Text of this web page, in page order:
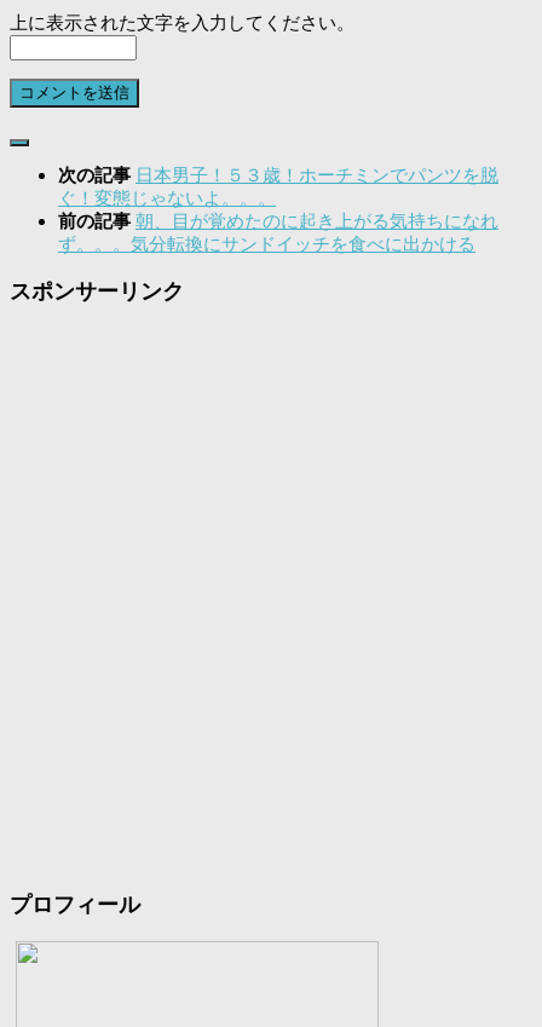
上に表示された文字を入力してください。
次の記事 日本男子！５３歳！ホーチミンでパンツを脱
ぐ！変態じゃないよ。。。
前の記事 朝、目が覚めたのに起き上がる気持ちになれ
ず。。。気分転換にサンドイッチを食べに出かける
スポンサーリンク
プロフィール